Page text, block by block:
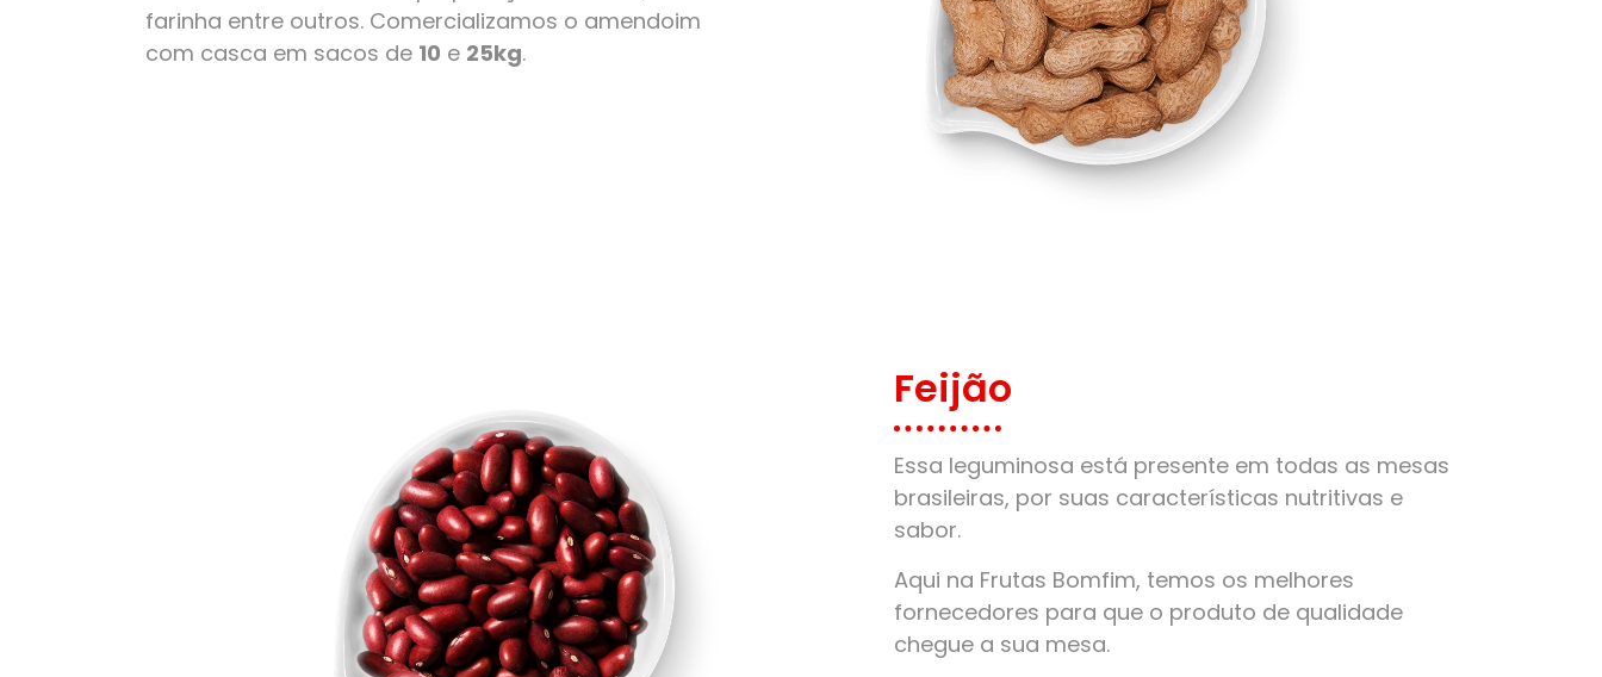
farinha entre outros. Comercializamos o amendoim
com casca em sacos de 10 e 25kg.
Feijão
Essa leguminosa está presente em todas as mesas
brasileiras, por suas características nutritivas e
sabor.
Aqui na Frutas Bomfim, temos os melhores
fornecedores para que o produto de qualidade
chegue a sua mesa.